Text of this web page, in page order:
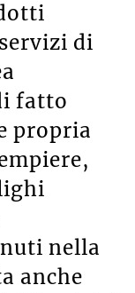
di
fatto
propria
nella
anche